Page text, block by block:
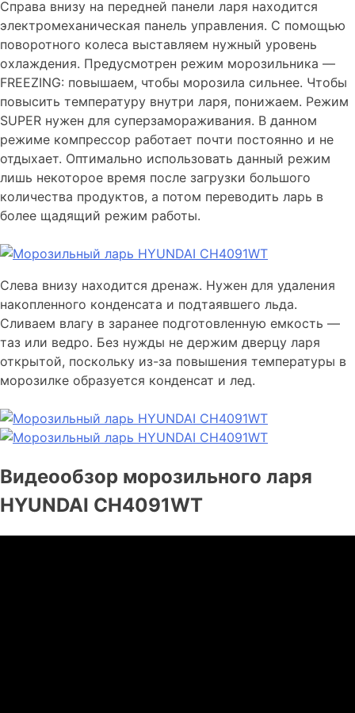
Справа внизу на передней панели ларя находится
электромеханическая панель управления. С помощью
поворотного колеса выставляем нужный уровень
охлаждения. Предусмотрен режим морозильника —
FREEZING: повышаем, чтобы морозила сильнее. Чтобы
повысить температуру внутри ларя, понижаем. Режим
SUPER нужен для суперзамораживания. В данном
режиме компрессор работает почти постоянно и не
отдыхает. Оптимально использовать данный режим
лишь некоторое время после загрузки большого
количества продуктов, а потом переводить ларь в
более щадящий режим работы.
Слева внизу находится дренаж. Нужен для удаления
накопленного конденсата и подтаявшего льда.
Сливаем влагу в заранее подготовленную емкость —
таз или ведро. Без нужды не держим дверцу ларя
открытой, поскольку из-за повышения температуры в
морозилке образуется конденсат и лед.
Видеообзор морозильного ларя
HYUNDAI CH4091WT